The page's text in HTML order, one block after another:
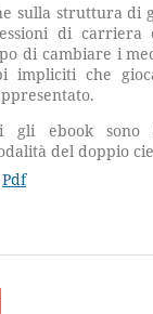
sulla struttura di
di carriera
di cambiare i
impliciti che
gli ebook sono
del doppio
Pdf